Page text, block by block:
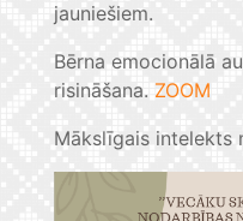
jauniešiem.
Bērna emocionālā
risināšana. ZOOM
Mākslīgais intelekts